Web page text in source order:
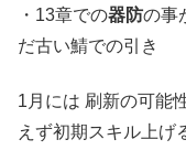
・13章での器防の事
だ古い鯖での引き
1月には 刷新の可能
えず初期スキル上げ